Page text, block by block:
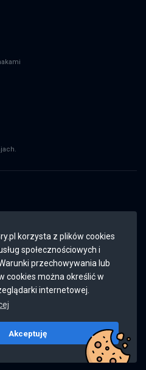
korzysta z plików cookies
społecznościowych i
przechowywania lub
cookies można określić w
internetowej.
Akceptuję
Wszystkie prawa
v2.8.4